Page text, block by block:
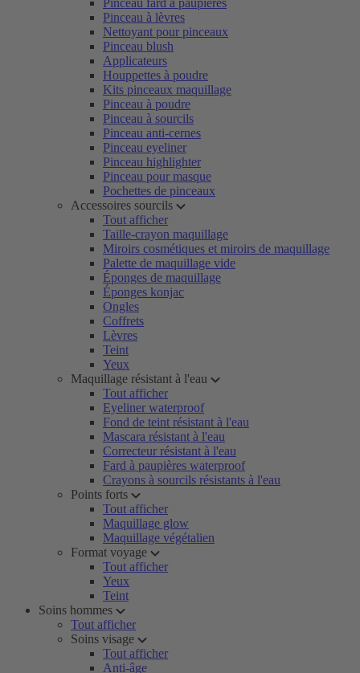
Pinceau fard à paupières
Pinceau à lèvres
Nettoyant pour pinceaux
Pinceau blush
Applicateurs
Houppettes à poudre
Kits pinceaux maquillage
Pinceau à poudre
Pinceau à sourcils
Pinceau anti-cernes
Pinceau eyeliner
Pinceau highlighter
Pinceau pour masque
Pochettes de pinceaux
Accessoires sourcils
Tout afficher
Taille-crayon maquillage
Miroirs cosmétiques et miroirs de maquillage
Palette de maquillage vide
Éponges de maquillage
Éponges konjac
Ongles
Coffrets
Lèvres
Teint
Yeux
Maquillage résistant à l'eau
Tout afficher
Eyeliner waterproof
Fond de teint résistant à l'eau
Mascara résistant à l'eau
Correcteur résistant à l'eau
Fard à paupières waterproof
Crayons à sourcils résistants à l'eau
Points forts
Tout afficher
Maquillage glow
Maquillage végétalien
Format voyage
Tout afficher
Yeux
Teint
Soins hommes
Tout afficher
Soins visage
Tout afficher
Anti-âge